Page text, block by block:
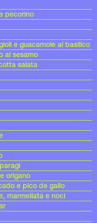
pecorino
e guacamole al basilico
al sesamo
salata
origano
e pico de gallo
marmellata e noci